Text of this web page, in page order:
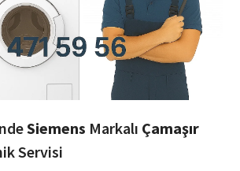
Siemens Markalı Çamaşır
Servisi